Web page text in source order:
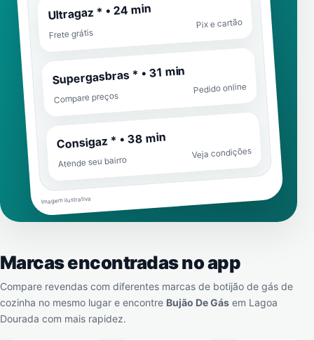
Ultragaz * • 24 min
Frete grátis
Pix e cartão
Supergasbras * • 31 min
Compare preços
Pedido online
Consigaz * • 38 min
Atende seu bairro
Veja condições
Imagem ilustrativa
Marcas encontradas no app
Compare revendas com diferentes marcas de botijão de gás de
cozinha no mesmo lugar e encontre Bujão De Gás em Lagoa
Dourada com mais rapidez.